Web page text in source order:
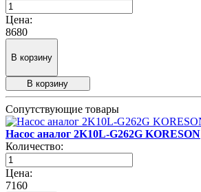
Цена:
8680
В корзину
В корзину
Сопутствующие товары
Насос аналог 2K10L-G262G KORESON
Количество:
Цена:
7160